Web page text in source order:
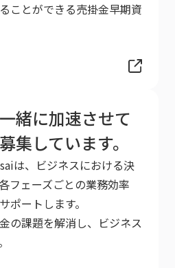
ことができる売掛金早期資
緒に加速させて
集しています。
は、ビジネスにおける決
フェーズごとの業務効率
ポートします。
の課題を解消し、ビジネス